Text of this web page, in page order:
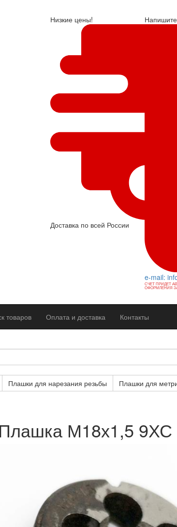
Низкие цены!
Доставка по всей России
e-mail:
СЧЕТ ПРИДЕТ
ОФОРМЛЕНИЯ
товаров Оплата и доставка Контакты
Плашки для нарезания резьбы
Плашки для
Плашка М18х1,5